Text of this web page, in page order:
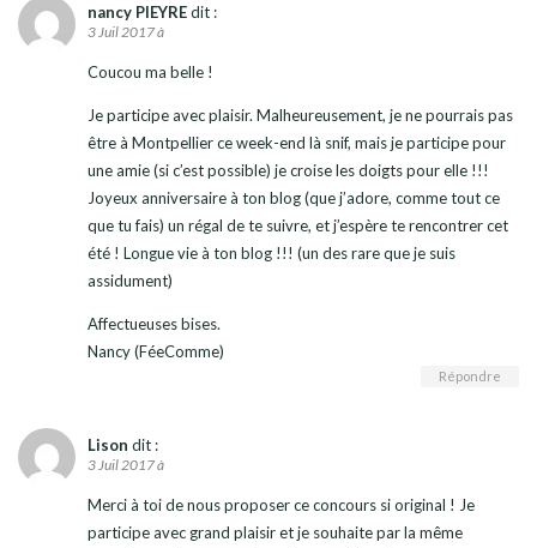
nancy PIEYREdit :
3 Juil 2017 à
Coucou ma belle !
Je participe avec plaisir. Malheureusement, je ne pourrais pas
être à Montpellier ce week-end là snif, mais je participe pour
une amie (si c’est possible) je croise les doigts pour elle !!!
Joyeux anniversaire à ton blog (que j’adore, comme tout ce
que tu fais) un régal de te suivre, et j’espère te rencontrer cet
été ! Longue vie à ton blog !!! (un des rare que je suis
assidument)
Affectueuses bises.
Nancy (FéeComme)
Répondre
Lison dit :
3 Juil 2017 à
Merci à toi de nous proposer ce concours si original ! Je
participe avec grand plaisir et je souhaite par la même